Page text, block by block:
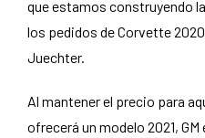
que estamos construyendo
los pedidos de Corvette
Juechter.
Al mantener el precio para
ofrecerá un modelo 2021,